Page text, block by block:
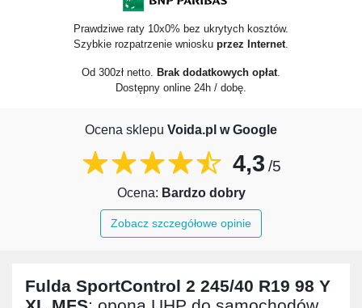
Prawdziwe raty 10x0% bez ukrytych kosztów.
Szybkie rozpatrzenie wniosku przez Internet
Od 300zł netto. Brak dodatkowych opłat
Dostępny online 24h / dobę.
Ocena sklepu Voida.pl w Google
4,3 /5
Ocena: Bardzo dobry
Zobacz szczegółowe opinie
Fulda SportControl 2 245/40 R19 98 Y